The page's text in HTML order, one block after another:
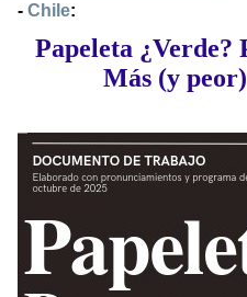
- Chile:
Papeleta ¿Verde?
Más (y